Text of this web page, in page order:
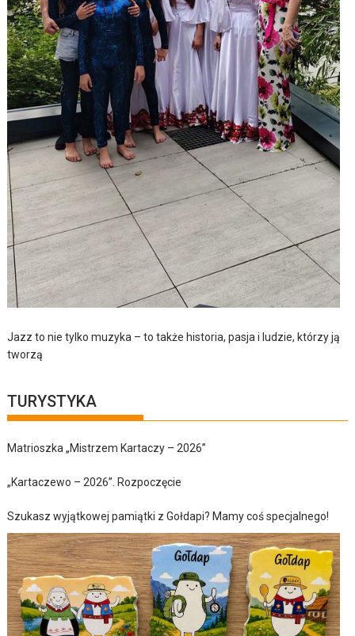
Jazz to nie tylko muzyka – to także historia, pasja i ludzie, którzy ją
tworzą
TURYSTYKA
Matrioszka „Mistrzem Kartaczy – 2026”
„Kartaczewo – 2026”. Rozpoczęcie
Szukasz wyjątkowej pamiątki z Gołdapi? Mamy coś specjalnego!